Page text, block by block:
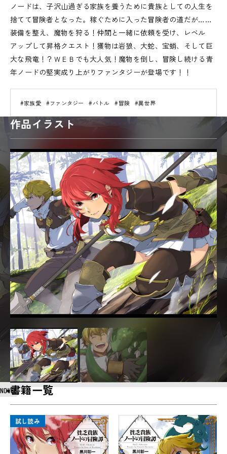
ノードは、子沢山過ぎる家族を養うために貴族としての人生を
捨てて冒険者となった。稼ぐために入った冒険者の道だが……
装備を整え、魔物を狩る！仲間と一緒に依頼を受け、レベル
アップして昇格クエスト！獲物は岩狼、大蛇、宝蛸、そして巨
大な飛竜！？ＷＥＢでも大人気！魔物を倒し、冒険し続ける青
年ノードの堅実成り上がりファンタジーが登場です！！
#家族愛 #ファンタジー #バトル #冒険 #異世界
作品イラスト
NOVEL書籍一覧
試し読み